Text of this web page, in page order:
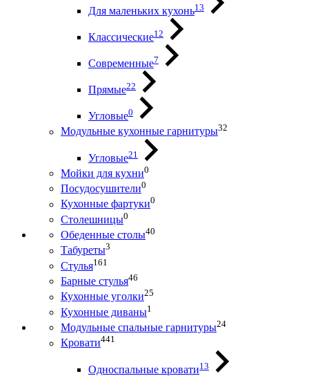
Для маленьких кухонь13
Классические12
Современные7
Прямые22
Угловые0
Модульные кухонные гарнитуры32
Угловые21
Мойки для кухни0
Посудосушители0
Кухонные фартуки0
Столешницы0
Обеденные столы40
Табуреты3
Стулья161
Барные стулья46
Кухонные уголки25
Кухонные диваны1
Модульные спальные гарнитуры24
Кровати441
Односпальные кровати13